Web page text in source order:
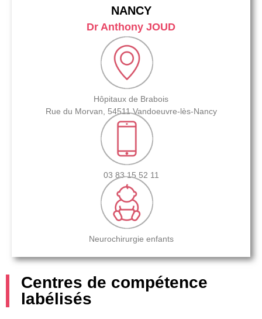
NANCY
Dr Anthony JOUD
Hôpitaux de Brabois
Rue du Morvan, 54511 Vandoeuvre-lès-Nancy
03 83 15 52 11
Neurochirurgie enfants
Centres de compétence
labélisés